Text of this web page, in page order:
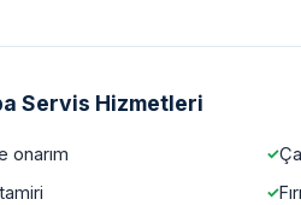
Servis Hizmetleri
onarım